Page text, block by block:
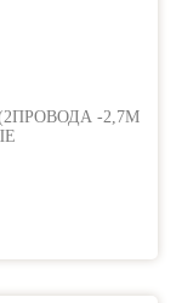
-2,7М